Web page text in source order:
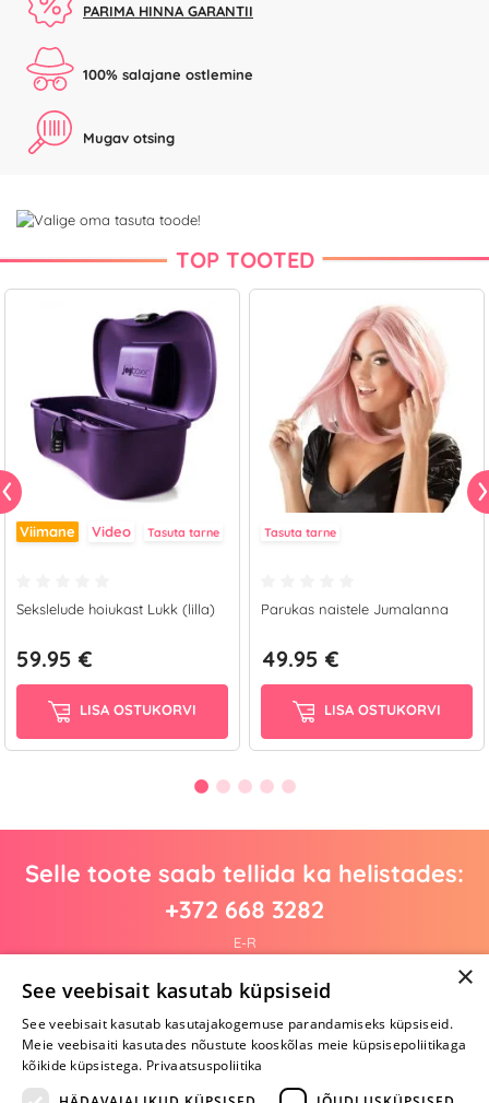
PARIMA HINNA GARANTII
100% salajane ostlemine
Mugav otsing
TOP TOOTED
Viimane Video Tasuta tarne
Sekslelude hoiukast Lukk (lilla)
59.95 €
LISA OSTUKORVI
Tasuta tarne
Parukas naistele Jumalanna
49.95 €
LISA OSTUKORVI
Selle toote saab tellida ka helistades:
+372 668 3282
E-R
Arvustusi veel pole
Ole esimene!
Kirjuta arvustus ja SAA KINGITUS!
×
See veebisait kasutab küpsiseid
See veebisait kasutab kasutajakogemuse parandamiseks küpsiseid.
Meie veebisaiti kasutades nõustute kooskõlas meie küpsisepoliitikaga
kõikide küpsistega. Privaatsuspoliitika